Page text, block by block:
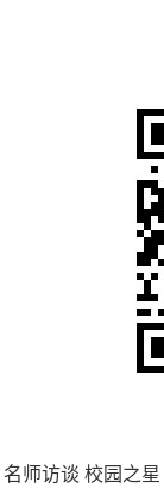
名师访谈 校园之星